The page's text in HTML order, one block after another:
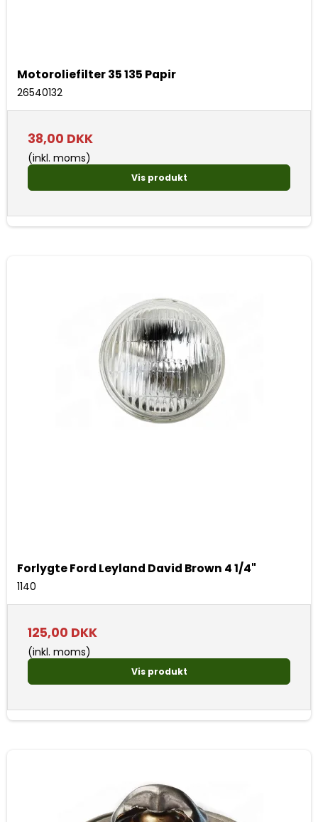
Motoroliefilter 35 135 Papir
26540132
38,00 DKK
(inkl. moms)
Vis produkt
Forlygte Ford Leyland David Brown 4 1/4"
1140
125,00 DKK
(inkl. moms)
Vis produkt